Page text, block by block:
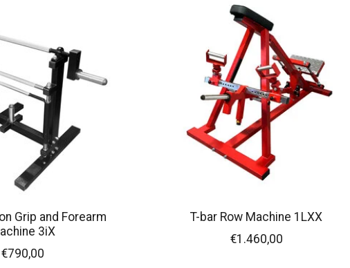
Grip and Forearm
3iX
€790,00
T-bar Row Machine 1LXX
€1.460,00